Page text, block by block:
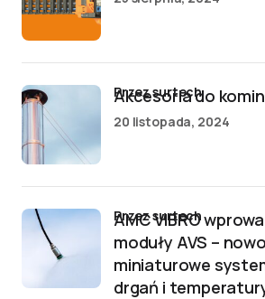
Akcesoria do
przez surtech
20 listopada, 2024
AMC VIBRO
moduły AVS –
miniaturowe
drgań i
przez surtech